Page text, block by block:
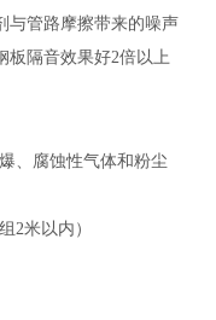
与管路摩擦带来的噪声
板隔音效果好2倍以上
、腐蚀性气体和粉尘
2米以内）